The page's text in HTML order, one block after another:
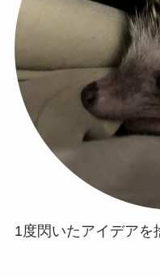
1度閃いたアイデアを